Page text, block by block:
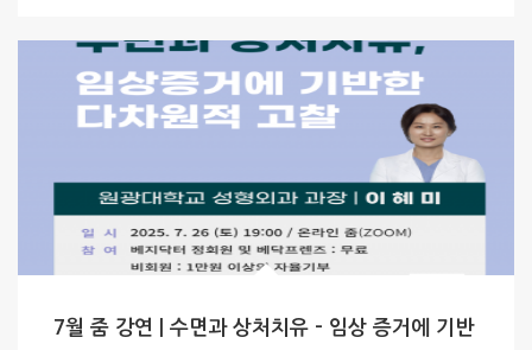
7월 줌 강연 | 수면과 상처치유 – 임상 증거에 기반